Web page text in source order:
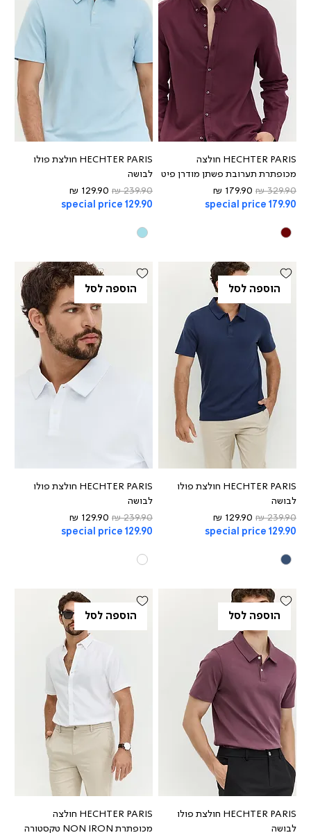
HECHTER PARIS חולצה
מכופתרת תערובת פשתן מודרן פיט
מחיר רגיל
מחיר מבצע
special price 179.90
HECHTER PARIS חולצת פולו
לבושה
מחיר רגיל
מחיר מבצע
special price 129.90
הוספה לסל
HECHTER PARIS חולצת פולו
לבושה
מחיר רגיל
מחיר מבצע
special price 129.90
הוספה לסל
HECHTER PARIS חולצת פולו
לבושה
מחיר רגיל
מחיר מבצע
special price 129.90
הוספה לסל
HECHTER PARIS חולצת פולו
לבושה
הוספה לסל
HECHTER PARIS חולצה
מכופתרת NON IRON טקסטורה